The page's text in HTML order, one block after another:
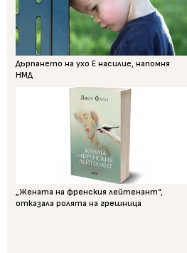
Дърпането на ухо Е насилие, напомня
НМД
„Жената на френския лейтенант“,
отказала ролята на грешница